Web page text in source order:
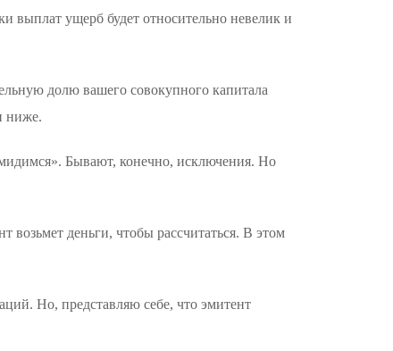
выплат ущерб будет относительно невелик и
долю вашего совокупного капитала
ниже.
Бывают, конечно, исключения. Но
деньги, чтобы рассчитаться. В этом
Но, представляю себе, что эмитент